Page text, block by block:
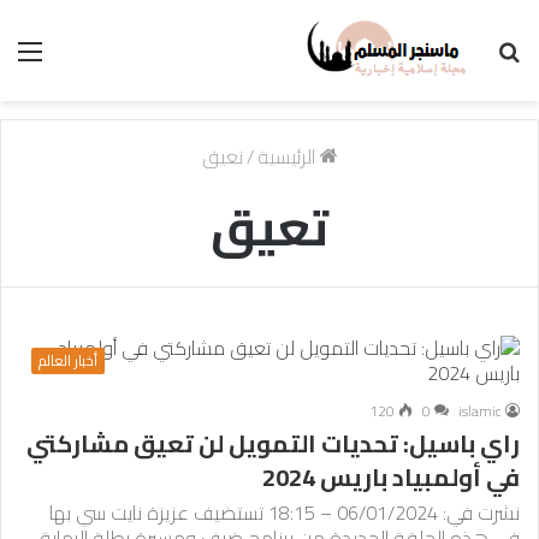
الرئيسية/تعيق
تعيق
أخبار العالم
islamic
0
120
راي باسيل: تحديات التمويل لن تعيق مشاركتي
في أولمبياد باريس 2024
نشرت في: 06/01/2024 – 18:15 تستضيف عزيزة نايت سي بها